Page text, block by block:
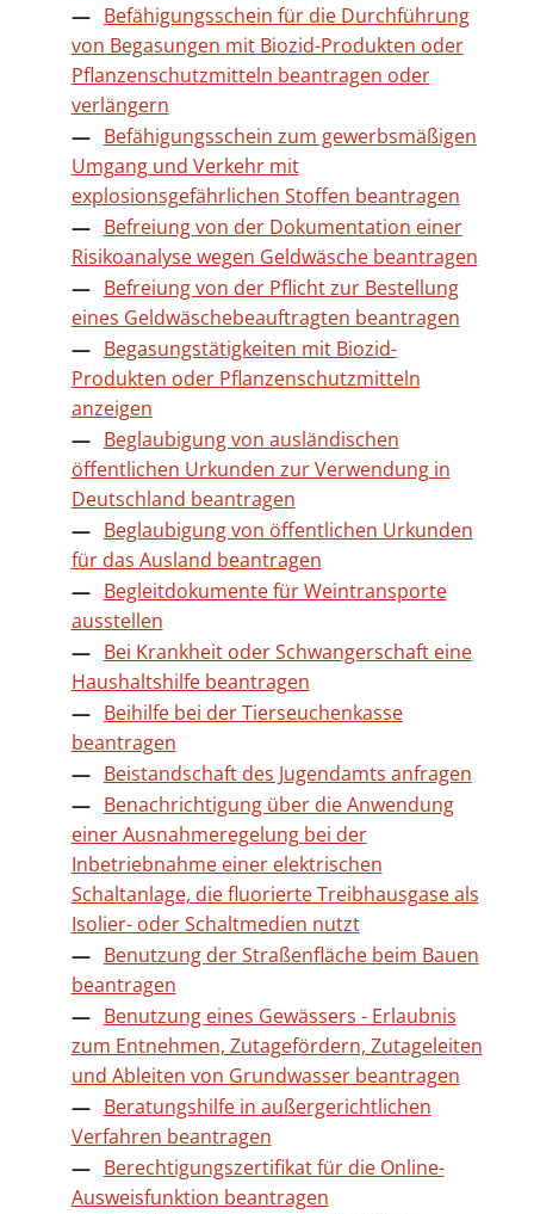
Befähigungsschein für die Durchführung
von Begasungen mit Biozid-Produkten oder
Pflanzenschutzmitteln beantragen oder
verlängern
Befähigungsschein zum gewerbsmäßigen
Umgang und Verkehr mit
explosionsgefährlichen Stoffen beantragen
Befreiung von der Dokumentation einer
Risikoanalyse wegen Geldwäsche beantragen
Befreiung von der Pflicht zur Bestellung
eines Geldwäschebeauftragten beantragen
Begasungstätigkeiten mit Biozid-
Produkten oder Pflanzenschutzmitteln
anzeigen
Beglaubigung von ausländischen
öffentlichen Urkunden zur Verwendung in
Deutschland beantragen
Beglaubigung von öffentlichen Urkunden
für das Ausland beantragen
Begleitdokumente für Weintransporte
ausstellen
Bei Krankheit oder Schwangerschaft eine
Haushaltshilfe beantragen
Beihilfe bei der Tierseuchenkasse
beantragen
Beistandschaft des Jugendamts anfragen
Benachrichtigung über die Anwendung
einer Ausnahmeregelung bei der
Inbetriebnahme einer elektrischen
Schaltanlage, die fluorierte Treibhausgase als
Isolier- oder Schaltmedien nutzt
Benutzung der Straßenfläche beim Bauen
beantragen
Benutzung eines Gewässers - Erlaubnis
zum Entnehmen, Zutagefördern, Zutageleiten
und Ableiten von Grundwasser beantragen
Beratungshilfe in außergerichtlichen
Verfahren beantragen
Berechtigungszertifikat für die Online-
Ausweisfunktion beantragen